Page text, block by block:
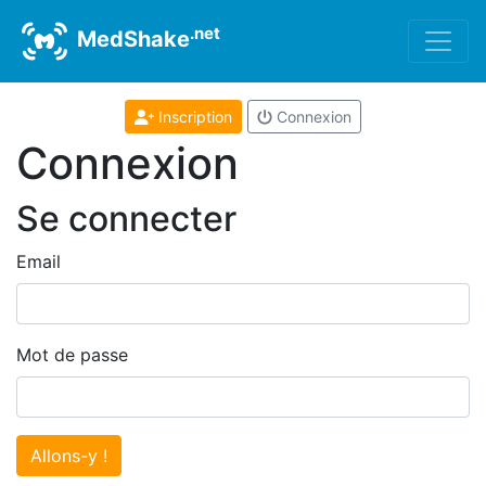
MedShake.net
Inscription Connexion
Connexion
Se connecter
Email
Mot de passe
Allons-y !